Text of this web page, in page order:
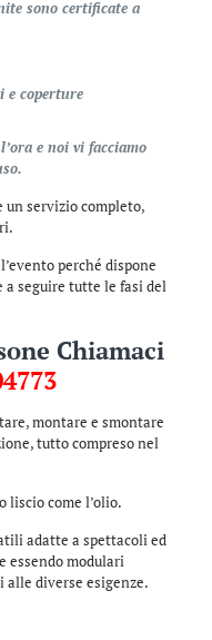
sono certificate a
e coperture
e noi vi facciamo
un servizio completo,
perché dispone
a seguire tutte le fasi del
Chiamaci
montare e smontare
tutto compreso nel
liscio come l’olio.
adatte a spettacoli ed
essendo modulari
alle diverse esigenze.